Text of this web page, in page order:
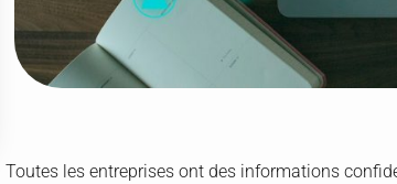
Toutes les entreprises ont des informations